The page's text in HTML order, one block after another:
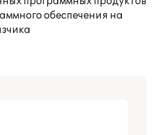
обеспечения на